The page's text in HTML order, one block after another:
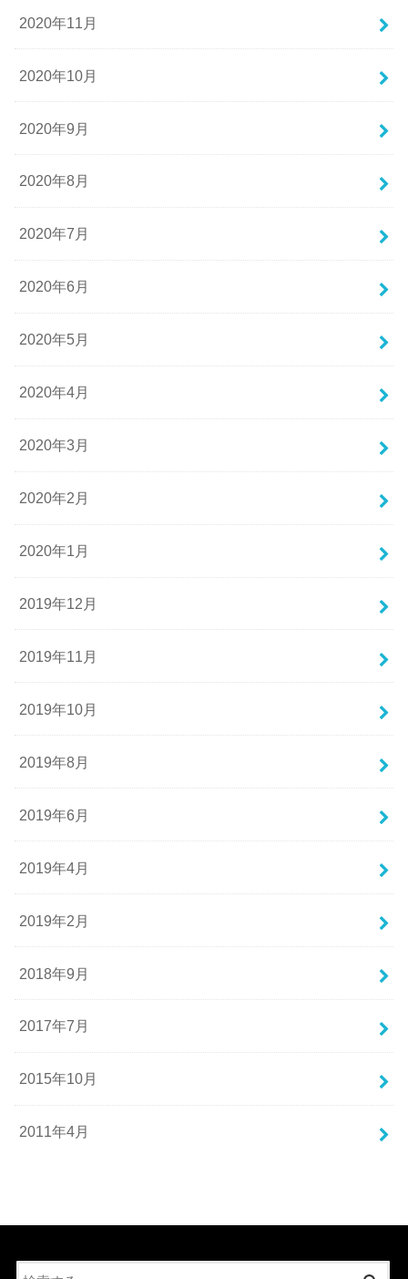
2020年11月
2020年10月
2020年9月
2020年8月
2020年7月
2020年6月
2020年5月
2020年4月
2020年3月
2020年2月
2020年1月
2019年12月
2019年11月
2019年10月
2019年8月
2019年6月
2019年4月
2019年2月
2018年9月
2017年7月
2015年10月
2011年4月